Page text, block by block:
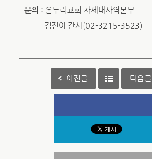
– 문의 : 온누리교회 차세대사역본부
김진아 간사(02-3215-3523)
이전글 다음글